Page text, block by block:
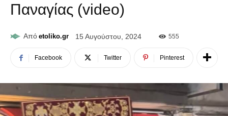
Παναγίας (video)
Από etoliko.gr 15 Αυγούστου, 2024 555
Facebook Twitter Pinterest